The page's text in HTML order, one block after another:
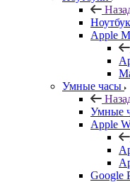
Apple
Умные часы
Умные
Apple
Google